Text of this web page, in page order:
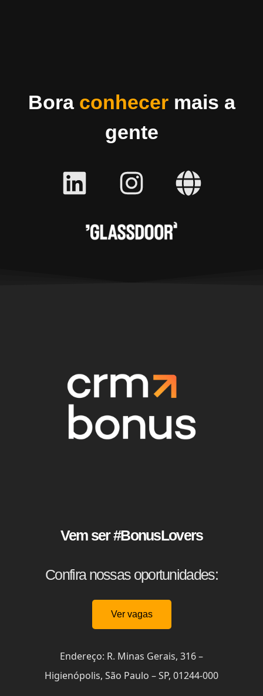
Bora conhecermais a
gente
Vem ser #BonusLovers
Confira nossas oportunidades:
Ver vagas
Endereço: R. Minas Gerais, 316–
Higienópolis, São Paulo – SP, 01244-000